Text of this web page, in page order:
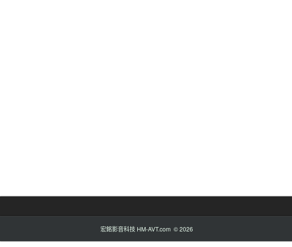
宏銘影音科技 HM-AVT.com © 2026